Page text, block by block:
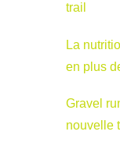
trail
La
en plus
Gravel
nouvelle